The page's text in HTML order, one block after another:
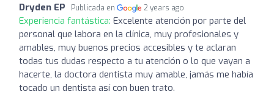
Dryden EP Publicada en 2 years ago
Experiencia fantástica: Excelente atención por parte del
personal que labora en la clínica, muy profesionales y
amables, muy buenos precios accesibles y te aclaran
todas tus dudas respecto a tu atención o lo que vayan a
hacerte, la doctora dentista muy amable, jamás me había
tocado un dentista así con buen trato.